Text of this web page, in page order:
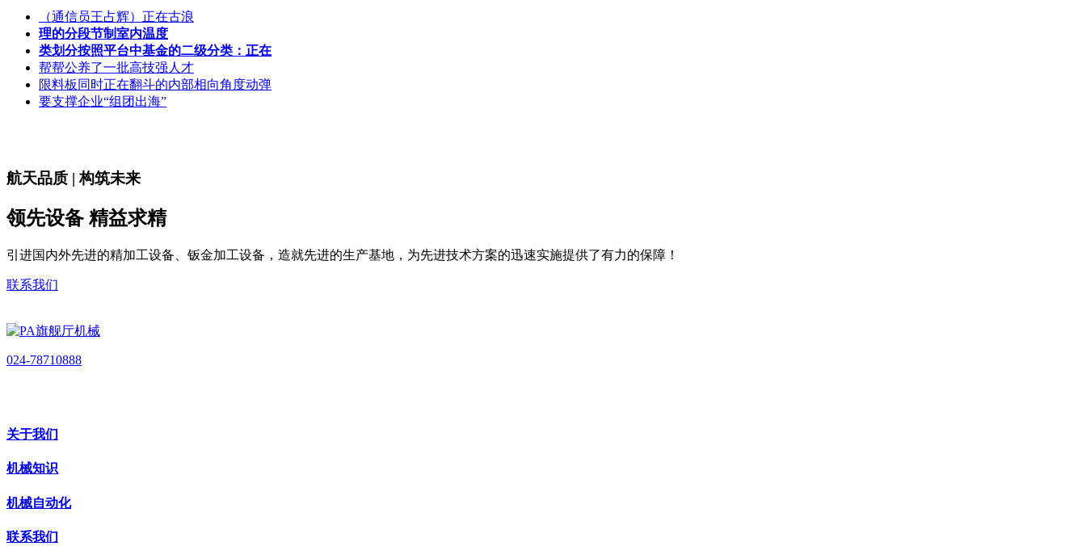
（通信员王占辉）正在古浪
理的分段节制室内温度
类划分按照平台中基金的二级分类：正在
帮帮公养了一批高技强人才
限料板同时正在翻斗的内部相向角度动弹
要支撑企业“组团出海”
航天品质 | 构筑未来
领先设备 精益求精
引进国内外先进的精加工设备、钣金加工设备，造就先进的生产基地，为先进技术方案的迅速实施提供了有力的保障！
联系我们
024-78710888
关于我们
机械知识
机械自动化
联系我们